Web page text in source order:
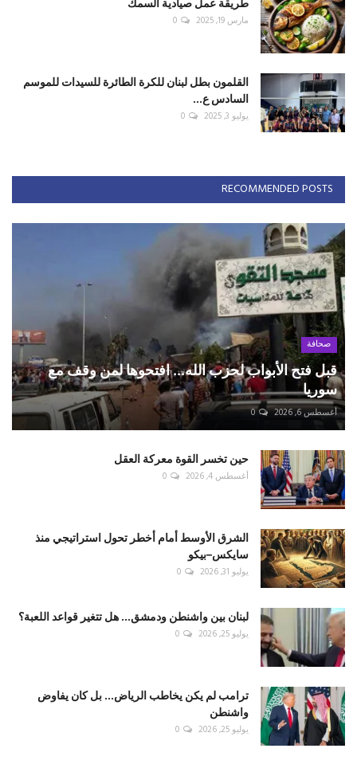
طريقة عمل صيادية السمك
مارس 19, 2025 0
القلمون بطل لبنان للكرة الطائرة للسيدات للموسم
السادس ع...
يوليو 3, 2025 0
RECOMMENDED POSTS
صحافة
قبل فتح الأبواب لحزب الله... افتحوها لمن وقف مع
سوريا
أغسطس 6, 2026 0
حين تخسر القوة معركة العقل
أغسطس 4, 2026 0
الشرق الأوسط أمام أخطر تحول استراتيجي منذ
سايكس–بيكو
يوليو 31, 2026 0
لبنان بين واشنطن ودمشق... هل تتغير قواعد اللعبة؟
يوليو 25, 2026 0
ترامب لم يكن يخاطب الرياض... بل كان يفاوض
واشنطن
يوليو 25, 2026 0